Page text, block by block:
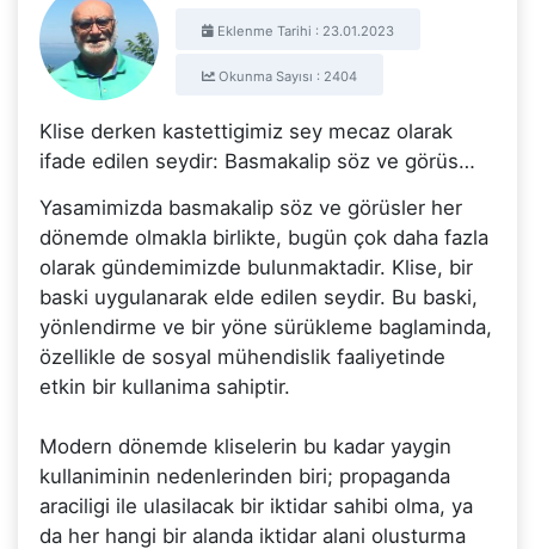
Eklenme Tarihi : 23.01.2023
Okunma Sayısı : 2404
Klise derken kastettigimiz sey mecaz olarak
ifade edilen seydir: Basmakalip söz ve görüs…
Yasamimizda basmakalip söz ve görüsler her
dönemde olmakla birlikte, bugün çok daha fazla
olarak gündemimizde bulunmaktadir. Klise, bir
baski uygulanarak elde edilen seydir. Bu baski,
yönlendirme ve bir yöne sürükleme baglaminda,
özellikle de sosyal mühendislik faaliyetinde
etkin bir kullanima sahiptir.
Modern dönemde kliselerin bu kadar yaygin
kullaniminin nedenlerinden biri; propaganda
araciligi ile ulasilacak bir iktidar sahibi olma, ya
da her hangi bir alanda iktidar alani olusturma